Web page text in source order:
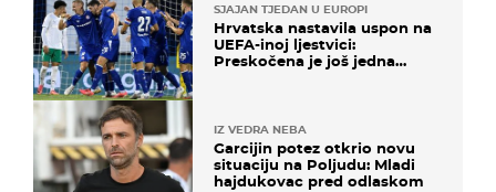
SJAJAN TJEDAN U EUROPI
Hrvatska nastavila uspon na
UEFA-inoj ljestvici:
Preskočena je još jedna
IZ VEDRA NEBA
Garcijin potez otkrio novu
situaciju na Poljudu: Mladi
hajdukovac pred odlaskom